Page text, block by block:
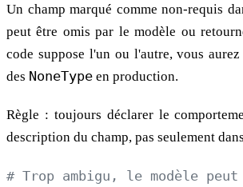
Un champ marqué comme non-requis
peut être omis par le modèle ou
code suppose l'un ou l'autre, vous aurez
des NoneType en production.
Règle : toujours déclarer le
description du champ, pas seulement
# Trop ambigu, le modèle